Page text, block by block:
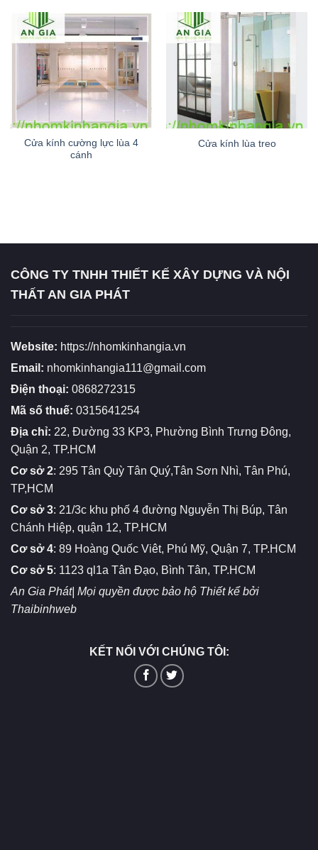
Cửa kính cường lực lùa 4
cánh
Cửa kính lùa treo
CÔNG TY TNHH THIẾT KẾ XÂY DỰNG VÀ NỘI
THẤT AN GIA PHÁT
Website: https://nhomkinhangia.vn
Email: nhomkinhangia111@gmail.com
Điện thoại: 0868272315
Mã số thuế: 0315641254
Địa chỉ: 22, Đường 33 KP3, Phường Bình Trưng Đông,
Quận 2, TP.HCM
Cơ sở 2: 295 Tân Quỳ Tân Quý,Tân Sơn Nhì, Tân Phú,
TP,HCM
Cơ sở 3: 21/3c khu phố 4 đường Nguyễn Thị Búp, Tân
Chánh Hiệp, quận 12, TP.HCM
Cơ sở 4: 89 Hoàng Quốc Viêt, Phú Mỹ, Quận 7, TP.HCM
Cơ sở 5: 1123 ql1a Tân Đạo, Bình Tân, TP.HCM
An Gia Phát| Mọi quyền được bảo hộ Thiết kể bởi
Thaibinhweb
KẾT NỐI VỚI CHÚNG TÔI: